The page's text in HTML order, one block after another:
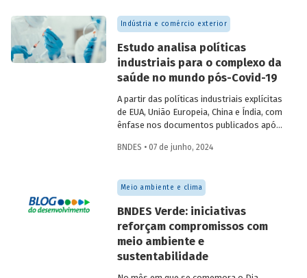
Vivo” e “Floresta Viva”.
Indústria e comércio exterior
Estudo analisa políticas
industriais para o complexo da
saúde no mundo pós-Covid-19
A partir das políticas industriais explícitas
de EUA, União Europeia, China e Índia, com
ênfase nos documentos publicados após
oportunidades, ameaças e lições
Complexo Econômico-Industrial da Saúde
no Brasil.
BNDES • 07 de junho, 2024
Meio ambiente e clima
BNDES Verde: iniciativas
reforçam compromissos com
meio ambiente e
sustentabilidade